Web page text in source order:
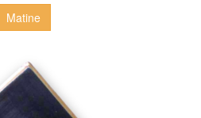
Matine